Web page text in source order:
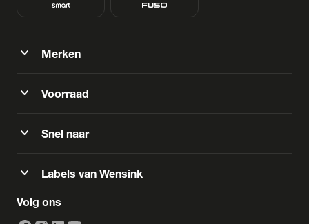
expand_more Merken
expand_more Voorraad
expand_more Snel naar
expand_more Labels van Wensink
Volg ons